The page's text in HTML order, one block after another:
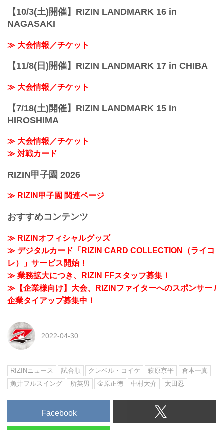
FEDERATION オフィシャルサイト...
【10/3(土)開催】RIZIN LANDMARK 16 in
NAGASAKI
≫ 大会情報／チケット
【11/8(日)開催】RIZIN LANDMARK 17 in CHIBA
≫ 大会情報／チケット
【7/18(土)開催】RIZIN LANDMARK 15 in
HIROSHIMA
≫ 大会情報／チケット
≫ 対戦カード
RIZIN甲子園 2026
≫ RIZIN甲子園 関連ページ
おすすめコンテンツ
≫ RIZINオフィシャルグッズ
≫ デジタルカード「RIZIN CARD COLLECTION（ライコ
レ）」サービス開始！
≫ 業務拡大につき、RIZIN FFスタッフ募集！
≫【企業様向け】大会、RIZINファイターへのスポンサー /
企業タイアップ募集中！
2022-04-30
RIZINニュース 試合順 クレベル・コイケ 萩原京平
倉本一真
魚井フルスイング
所英男 金原正徳 中村大介 太田忍
Facebook